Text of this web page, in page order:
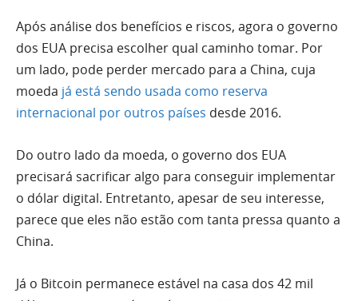
Após análise dos benefícios e riscos, agora o governo
dos EUA precisa escolher qual caminho tomar. Por
um lado, pode perder mercado para a China, cuja
moeda já está sendo usada como reserva
internacional por outros países desde 2016.
Do outro lado da moeda, o governo dos EUA
precisará sacrificar algo para conseguir implementar
o dólar digital. Entretanto, apesar de seu interesse,
parece que eles não estão com tanta pressa quanto a
China.
Já o Bitcoin permanece estável na casa dos 42 mil